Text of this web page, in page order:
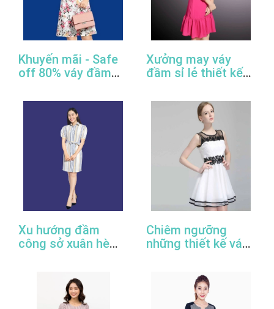
Khuyến mãi - Safe
off 80% váy đầm
đẹp
Xưởng may váy
đầm sỉ lẻ thiết kế
cấp, uy tín
Xu hướng đầm
công sở xuân hè
Chiêm ngưỡng
những thiết kế váy